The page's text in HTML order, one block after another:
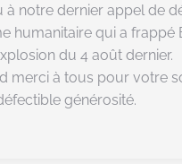
à notre dernier appel de
humanitaire qui a frappé
du 4 août dernier.
merci à tous pour votre
générosité.